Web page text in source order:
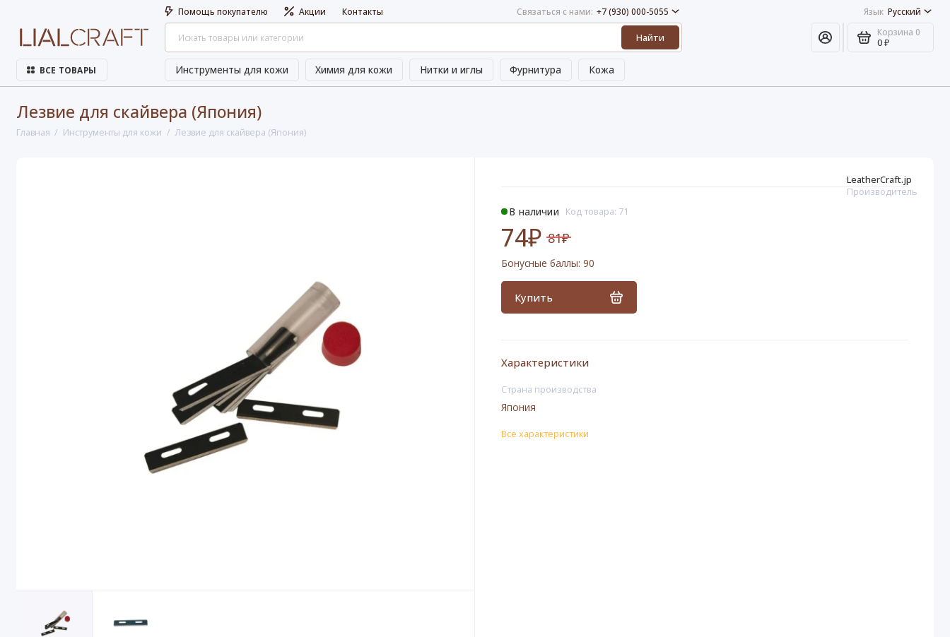
Помощь покупателю Акции Контакты Связаться с нами: +7 (930) 000-5055 Язык Русский
Найти Корзина 0
0 ₽
ВСЕ ТОВАРЫ Инструменты для кожи Химия для кожи Нитки и иглы Фурнитура Кожа
Лезвие для скайвера (Япония)
Главная Инструменты для кожи Лезвие для скайвера (Япония)
В наличии Код товара: 71
LeatherCraft.jp
Производитель
74₽ 81₽
Бонусные баллы: 90
Купить
Характеристики
Страна производства
Япония
Все характеристики